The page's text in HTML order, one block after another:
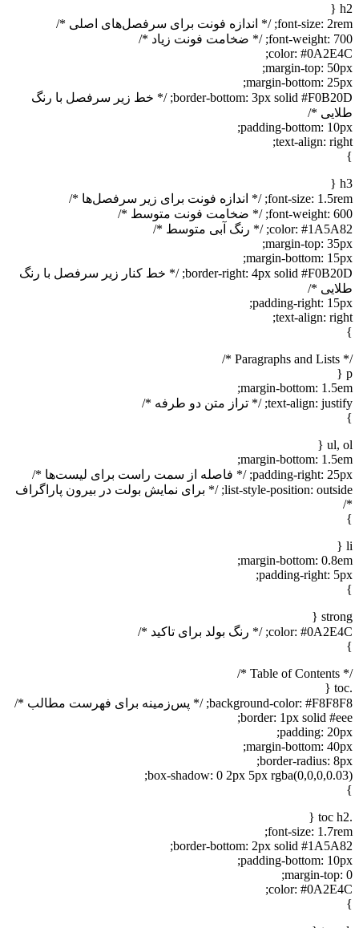
h2 {
font-size: 2rem; /* اندازه فونت برای سرفصل‌های اصلی */
font-weight: 700; /* ضخامت فونت زیاد */
color: #0A2E4C;
margin-top: 50px;
margin-bottom: 25px;
border-bottom: 3px solid #F0B20D; /* خط زیر سرفصل با رنگ
طلایی */
padding-bottom: 10px;
text-align: right;
}
h3 {
font-size: 1.5rem; /* اندازه فونت برای زیر سرفصل‌ها */
font-weight: 600; /* ضخامت فونت متوسط */
color: #1A5A82; /* رنگ آبی متوسط */
margin-top: 35px;
margin-bottom: 15px;
border-right: 4px solid #F0B20D; /* خط کنار زیر سرفصل با رنگ
طلایی */
padding-right: 15px;
text-align: right;
}
/* Paragraphs and Lists */
p {
margin-bottom: 1.5em;
text-align: justify; /* تراز متن دو طرفه */
}
ul, ol {
margin-bottom: 1.5em;
padding-right: 25px; /* فاصله از سمت راست برای لیست‌ها */
list-style-position: outside; /* برای نمایش بولت در بیرون پاراگراف
*/
}
li {
margin-bottom: 0.8em;
padding-right: 5px;
}
strong {
color: #0A2E4C; /* رنگ بولد برای تاکید */
}
/* Table of Contents */
.toc {
background-color: #F8F8F8; /* پس‌زمینه برای فهرست مطالب */
border: 1px solid #eee;
padding: 20px;
margin-bottom: 40px;
border-radius: 8px;
box-shadow: 0 2px 5px rgba(0,0,0,0.03);
}
.toc h2 {
font-size: 1.7rem;
border-bottom: 2px solid #1A5A82;
padding-bottom: 10px;
margin-top: 0;
color: #0A2E4C;
}